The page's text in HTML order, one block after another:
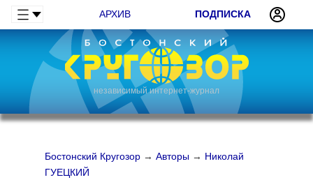
АРХИВ ПОДПИСКА
независимый интернет-журнал
Бостонский Кругозор → Авторы → Николай
ГУЕЦКИЙ